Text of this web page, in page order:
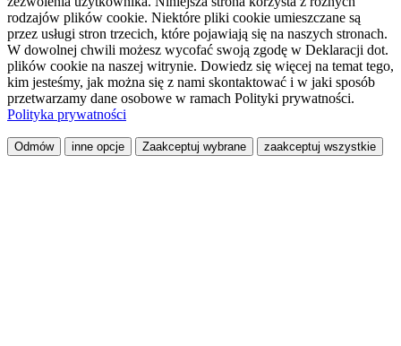
rodzajów plików cookie. Niektóre pliki cookie umieszczane są
przez usługi stron trzecich, które pojawiają się na naszych stronach.
W dowolnej chwili możesz wycofać swoją zgodę w Deklaracji dot.
plików cookie na naszej witrynie. Dowiedz się więcej na temat tego,
kim jesteśmy, jak można się z nami skontaktować i w jaki sposób
przetwarzamy dane osobowe w ramach Polityki prywatności.
Polityka prywatności
Odmów inne opcje Zaakceptuj wybrane zaakceptuj wszystkie